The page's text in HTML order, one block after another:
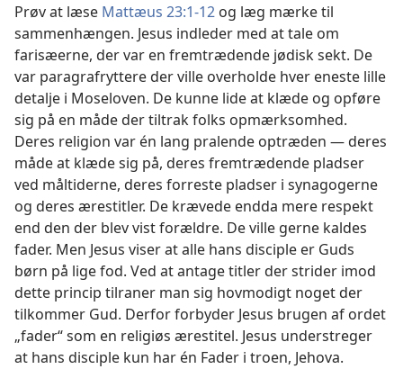
Prøv at læse Mattæus 23:1-12 og læg mærke til
sammenhængen. Jesus indleder med at tale om
farisæerne, der var en fremtrædende jødisk sekt. De
var paragrafryttere der ville overholde hver eneste lille
detalje i Moseloven. De kunne lide at klæde og opføre
sig på en måde der tiltrak folks opmærksomhed.
Deres religion var én lang pralende optræden — deres
måde at klæde sig på, deres fremtrædende pladser
ved måltiderne, deres forreste pladser i synagogerne
og deres ærestitler. De krævede endda mere respekt
end den der blev vist forældre. De ville gerne kaldes
fader. Men Jesus viser at alle hans disciple er Guds
børn på lige fod. Ved at antage titler der strider imod
dette princip tilraner man sig hovmodigt noget der
tilkommer Gud. Derfor forbyder Jesus brugen af ordet
„fader“ som en religiøs ærestitel. Jesus understreger
at hans disciple kun har én Fader i troen, Jehova.